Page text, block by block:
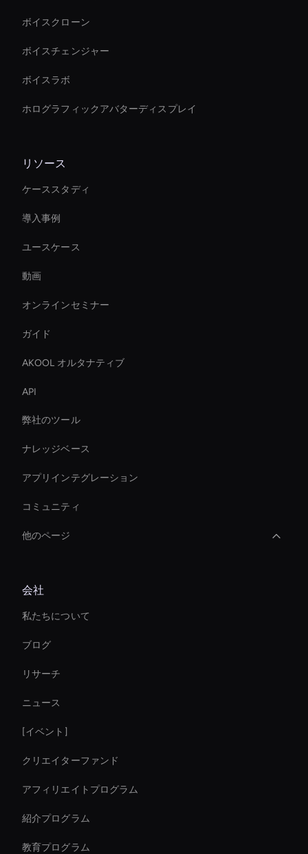
ボイスクローン
ボイスチェンジャー
ボイスラボ
ホログラフィックアバターディスプレイ
リソース
ケーススタディ
導入事例
ユースケース
動画
オンラインセミナー
ガイド
AKOOL オルタナティブ
API
弊社のツール
ナレッジベース
アプリインテグレーション
コミュニティ
他のページ
Ai Avatar For E-Commerce
Ai Avatar In Retail
Ai Avatar For Zoom Meetings
Video Conferencing Ai
Ai Avatar For Marketing
AI ビデオクロッピングツール
Interactive Ai Avatar
会社
私たちについて
ブログ
リサーチ
ニュース
[イベント]
クリエイターファンド
アフィリエイトプログラム
紹介プログラム
教育プログラム